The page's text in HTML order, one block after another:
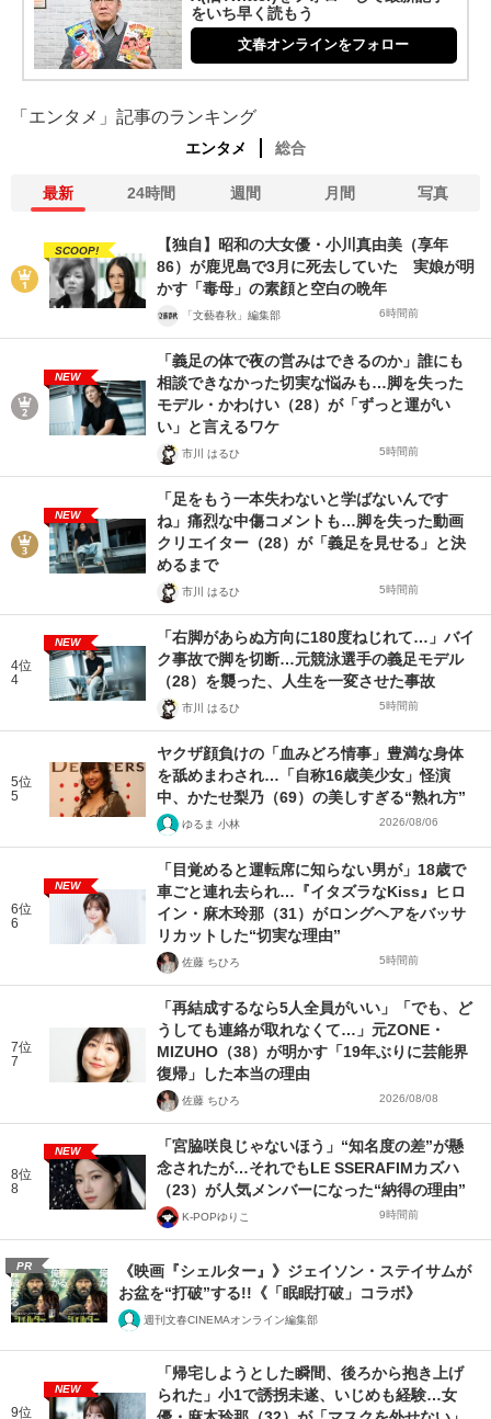
をいち早く読もう
文春オンラインをフォロー
「エンタメ」記事のランキング
エンタメ 総合
最新 24時間 週間 月間 写真
SCOOP!
【独自】昭和の大女優・小川真由美（享年
86）が鹿児島で3月に死去していた 実娘が明
かす「毒母」の素顔と空白の晩年
「文藝春秋」編集部 6時間前
NEW
「義足の体で夜の営みはできるのか」誰にも
相談できなかった切実な悩みも…脚を失った
モデル・かわけい（28）が「ずっと運がい
い」と言えるワケ
市川 はるひ 5時間前
NEW
「足をもう一本失わないと学ばないんです
ね」痛烈な中傷コメントも…脚を失った動画
クリエイター（28）が「義足を見せる」と決
めるまで
市川 はるひ 5時間前
4位
4
NEW
「右脚があらぬ方向に180度ねじれて…」バイ
ク事故で脚を切断…元競泳選手の義足モデル
（28）を襲った、人生を一変させた事故
市川 はるひ 5時間前
5位
5
ヤクザ顔負けの「血みどろ情事」豊満な身体
を舐めまわされ…「自称16歳美少女」怪演
中、かたせ梨乃（69）の美しすぎる“熟れ方”
ゆるま 小林 2026/08/06
6位
6
NEW
「目覚めると運転席に知らない男が」18歳で
車ごと連れ去られ…『イタズラなKiss』ヒロ
イン・麻木玲那（31）がロングヘアをバッサ
リカットした“切実な理由”
佐藤 ちひろ 5時間前
7位
7
「再結成するなら5人全員がいい」「でも、ど
うしても連絡が取れなくて…」元ZONE・
MIZUHO（38）が明かす「19年ぶりに芸能界
復帰」した本当の理由
佐藤 ちひろ 2026/08/08
8位
8
NEW
「宮脇咲良じゃないほう」“知名度の差”が懸
念されたが…それでもLE SSERAFIMカズハ
（23）が人気メンバーになった“納得の理由”
K-POPゆりこ 9時間前
PR
《映画『シェルター』》ジェイソン・ステイサムが
お盆を“打破”する!!《「眠眠打破」コラボ》
週刊文春CINEMAオンライン編集部
9位
NEW
「帰宅しようとした瞬間、後ろから抱き上げ
られた」小1で誘拐未遂、いじめも経験…女